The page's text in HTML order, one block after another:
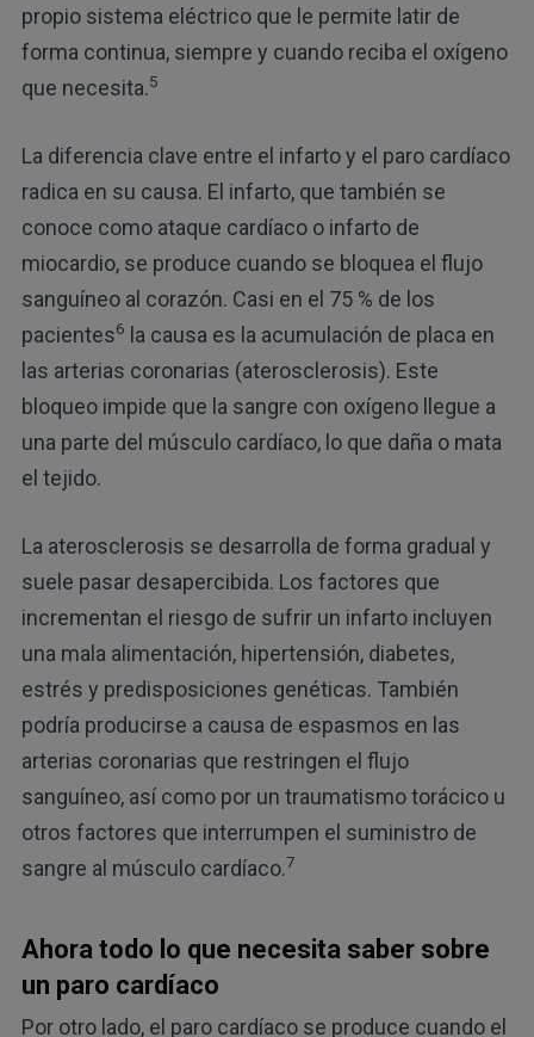
propio sistema eléctrico que le permite latir de
forma continua, siempre y cuando reciba el oxígeno
que necesita.5
La diferencia clave entre el infarto y el paro cardíaco
radica en su causa. El infarto, que también se
conoce como ataque cardíaco o infarto de
miocardio, se produce cuando se bloquea el flujo
sanguíneo al corazón. Casi en el 75 % de los
pacientes6
la causa es la acumulación de placa en
las arterias coronarias (aterosclerosis). Este
bloqueo impide que la sangre con oxígeno llegue a
una parte del músculo cardíaco, lo que daña o mata
el tejido.
La aterosclerosis se desarrolla de forma gradual y
suele pasar desapercibida. Los factores que
incrementan el riesgo de sufrir un infarto incluyen
una mala alimentación, hipertensión, diabetes,
estrés y predisposiciones genéticas. También
podría producirse a causa de espasmos en las
arterias coronarias que restringen el flujo
sanguíneo, así como por un traumatismo torácico u
otros factores que interrumpen el suministro de
sangre al músculo cardíaco.7
Ahora todo lo que necesita saber sobre
un paro cardíaco
Por otro lado, el paro cardíaco se produce cuando el